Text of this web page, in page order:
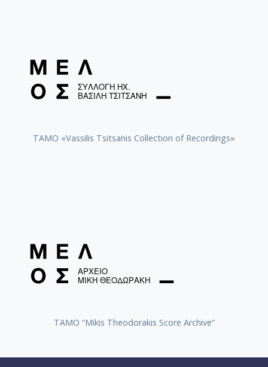
TAMO «Vassilis Tsitsanis Collection of Recordings»
TAMO “Mikis Theodorakis Score Archive”